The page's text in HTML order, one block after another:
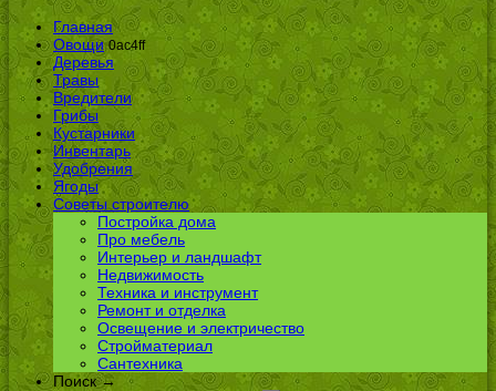
Главная
Овощи 0ac4ff
Деревья
Травы
Вредители
Грибы
Кустарники
Инвентарь
Удобрения
Ягоды
Советы строителю
Постройка дома
Про мебель
Интерьер и ландшафт
Недвижимость
Техника и инструмент
Ремонт и отделка
Освещение и электричество
Стройматериал
Сантехника
Поиск →